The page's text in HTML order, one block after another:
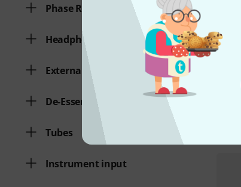
Phase Reverse
Headphone connection
External effect loops
De-Esser
Tubes
Instrument input